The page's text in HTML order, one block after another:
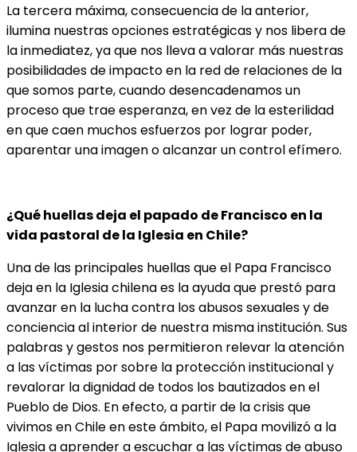
La tercera máxima, consecuencia de la anterior,
ilumina nuestras opciones estratégicas y nos libera de
la inmediatez, ya que nos lleva a valorar más nuestras
posibilidades de impacto en la red de relaciones de la
que somos parte, cuando desencadenamos un
proceso que trae esperanza, en vez de la esterilidad
en que caen muchos esfuerzos por lograr poder,
aparentar una imagen o alcanzar un control efímero.
¿Qué huellas deja el papado de Francisco en la
vida pastoral de la Iglesia en Chile?
Una de las principales huellas que el Papa Francisco
deja en la Iglesia chilena es la ayuda que prestó para
avanzar en la lucha contra los abusos sexuales y de
conciencia al interior de nuestra misma institución. Sus
palabras y gestos nos permitieron relevar la atención
a las víctimas por sobre la protección institucional y
revalorar la dignidad de todos los bautizados en el
Pueblo de Dios. En efecto, a partir de la crisis que
vivimos en Chile en este ámbito, el Papa movilizó a la
Iglesia a aprender a escuchar a las víctimas de abuso